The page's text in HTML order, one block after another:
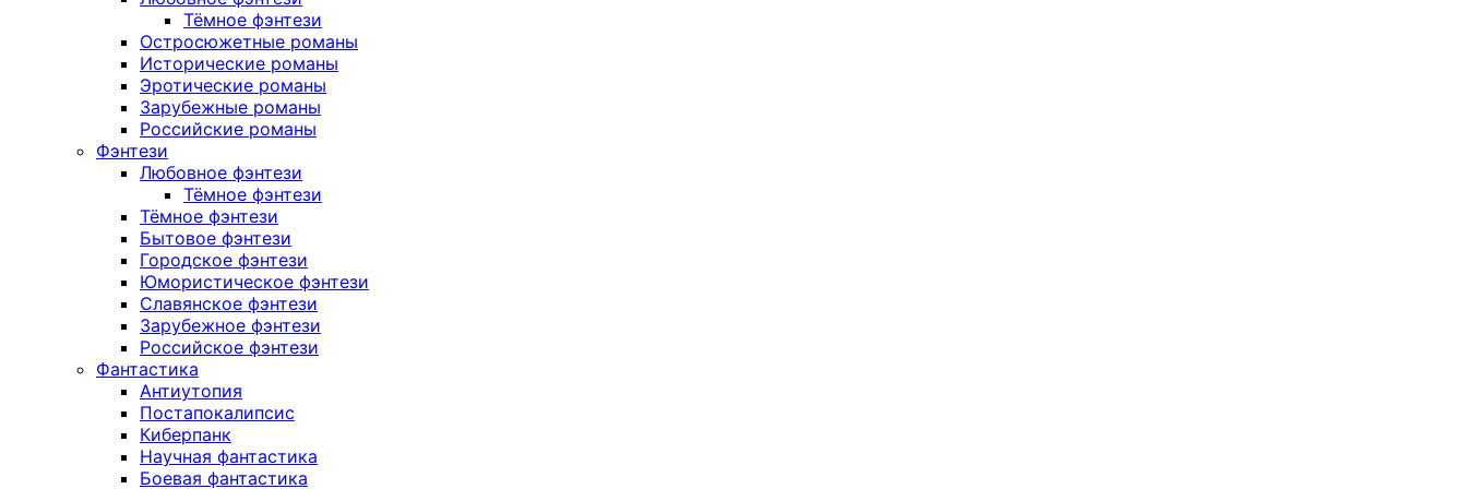
Тёмное фэнтези
Остросюжетные романы
Исторические романы
Эротические романы
Зарубежные романы
Российские романы
Фэнтези
Любовное фэнтези
Тёмное фэнтези
Тёмное фэнтези
Бытовое фэнтези
Городское фэнтези
Юмористическое фэнтези
Славянское фэнтези
Зарубежное фэнтези
Российское фэнтези
Фантастика
Антиутопия
Постапокалипсис
Киберпанк
Научная фантастика
Боевая фантастика